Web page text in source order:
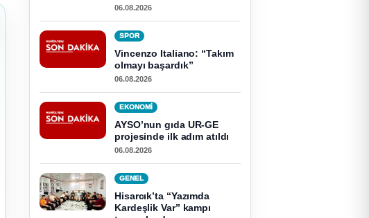
06.08.2026
SPOR
Vincenzo Italiano: “Takım
olmayı başardık”
06.08.2026
EKONOMI
AYSO’nun gıda UR-GE
projesinde ilk adım atıldı
06.08.2026
GENEL
Hisarcık’ta “Yazımda
Kardeşlik Var” kampı